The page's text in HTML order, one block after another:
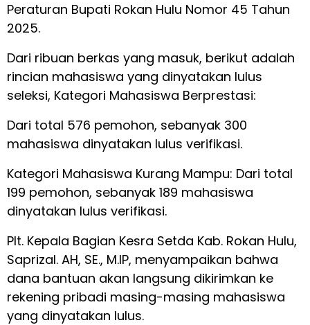
Peraturan Bupati Rokan Hulu Nomor 45 Tahun
2025.
Dari ribuan berkas yang masuk, berikut adalah
rincian mahasiswa yang dinyatakan lulus
seleksi, Kategori Mahasiswa Berprestasi:
Dari total 576 pemohon, sebanyak 300
mahasiswa dinyatakan lulus verifikasi.
Kategori Mahasiswa Kurang Mampu: Dari total
199 pemohon, sebanyak 189 mahasiswa
dinyatakan lulus verifikasi.
Plt. Kepala Bagian Kesra Setda Kab. Rokan Hulu,
Saprizal. AH, SE., M.IP, menyampaikan bahwa
dana bantuan akan langsung dikirimkan ke
rekening pribadi masing-masing mahasiswa
yang dinyatakan lulus.